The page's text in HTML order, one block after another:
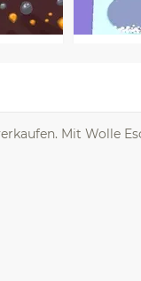
Mit Wolle